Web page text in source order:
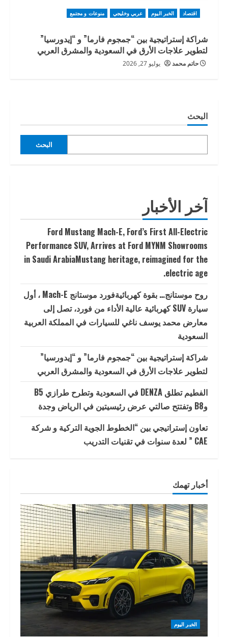
اقتصاد الخبر اليوم عربي وخليجي منوعات و مجتمع
شراكة إستراتيجية بين “جمجوم فارما” و “إيدورسيا”
لتطوير علاجات الأرق في السعودية والمشرق العربي
حاتم محمد يوليو 27, 2026
البحث
البحث
آخر الأخبار
Ford Mustang Mach-E, Ford’s First All-Electric
Performance SUV, Arrives at Ford MYNM Showrooms
in Saudi ArabiaMustang heritage, reimagined for the
electric age.
روح موستانج… بقوة كهربائيةفورد موستانج Mach-E ، أول
سيارة SUV كهربائية عالية الأداء من فورد، تصل إلى
معارض محمد يوسف ناغي للسيارات في المملكة العربية
السعودية
شراكة إستراتيجية بين “جمجوم فارما” و “إيدورسيا”
لتطوير علاجات الأرق في السعودية والمشرق العربي
الفطيم تطلق DENZA في السعودية وتطرح طرازي B5
وB8 وتفتتح صالتي عرض رئيسيتين في الرياض وجدة
تعاون إستراتيجي بين “الخطوط الجوية التركية و شركة
CAE ” لعدة سنوات في تقنيات التدريب
أخبار تهمك
الخبر اليوم